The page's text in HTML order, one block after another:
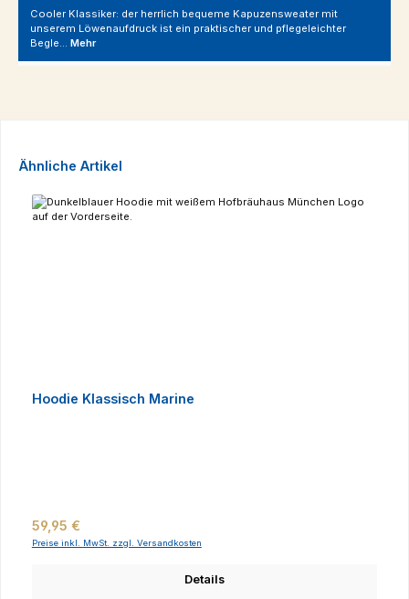
Cooler Klassiker: der herrlich bequeme Kapuzensweater mit
unserem Löwenaufdruck ist ein praktischer und pflegeleichter
Begle… Mehr
Produktgalerie überspringen
Ähnliche Artikel
Hoodie Klassisch Marine
Regulärer Preis:
59,95 €
Preise inkl. MwSt. zzgl. Versandkosten
Details